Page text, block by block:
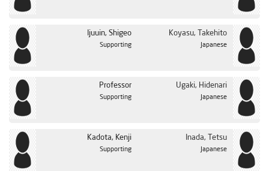
Ijuuin, Shigeo
Supporting
Koyasu, Takehito
Japanese
Professor
Supporting
Ugaki, Hidenari
Japanese
Kadota, Kenji
Supporting
Inada, Tetsu
Japanese